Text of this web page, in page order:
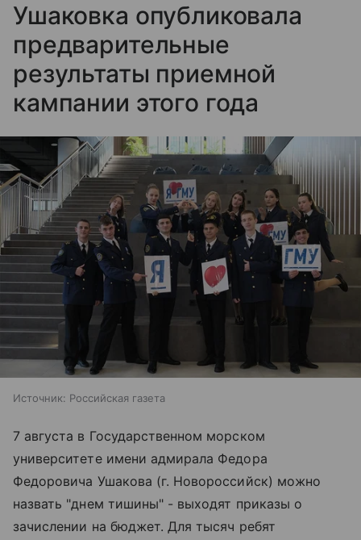
Ушаковка опубликовала
предварительные
результаты приемной
кампании этого года
Источник: Российская газета
7 августа в Государственном морском
университете имени адмирала Федора
Федоровича Ушакова (г. Новороссийск) можно
назвать "днем тишины" - выходят приказы о
зачислении на бюджет. Для тысяч ребят